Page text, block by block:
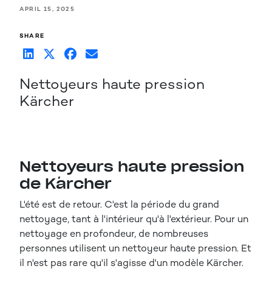
APRIL 15, 2025
SHARE
Nettoyeurs haute pression
Kärcher
Nettoyeurs haute pression
de Kärcher
L'été est de retour. C'est la période du grand
nettoyage, tant à l'intérieur qu'à l'extérieur. Pour un
nettoyage en profondeur, de nombreuses
personnes utilisent un nettoyeur haute pression. Et
il n'est pas rare qu'il s'agisse d'un modèle Kärcher.